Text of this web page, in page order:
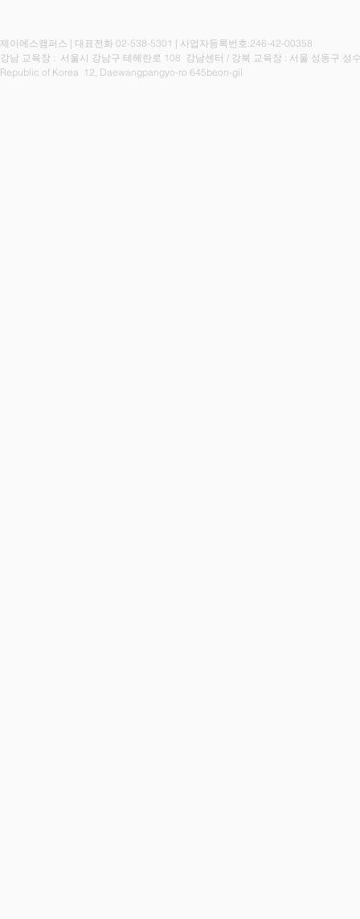
제이에스캠퍼스 | 대표전화 02-538-5301 | 사업자등록번호:246-42-00358
강남 교육장 : 서울시 강남구 테헤란로 108 강남센터 / 강북 교육장 : 서울 성동구 성
Republic of Korea 12, Daewangpangyo-ro 645beon-gil